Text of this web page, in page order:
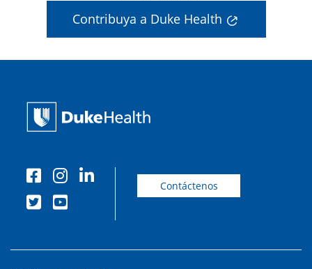
Contribuya a Duke Health
Contáctenos